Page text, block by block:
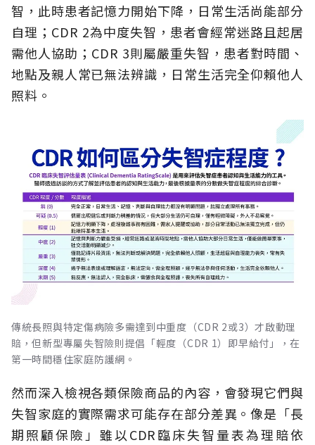
智，此時患者記憶力開始下降，日常生活尚能部分
自理；CDR 2為中度失智，患者會經常迷路且起居
需他人協助；CDR 3則屬嚴重失智，患者對時間、
地點及親人常已無法辨識，日常生活完全仰賴他人
照料。
傳統長照與特定傷病險多需達到中重度（CDR 2或3）才啟動理
賠，但新型專屬失智險則提倡「輕度（CDR 1）即早給付」，在
第一時間穩住家庭防護網。
然而深入檢視各類保險商品的內容，會發現它們與
失智家庭的實際需求可能存在部分差異。像是「長
期照顧保險」雖以CDR臨床失智量表為理賠依